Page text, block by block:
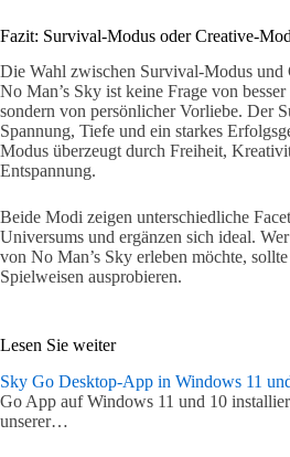
Fazit: Survival-Modus oder Creative-
Die Wahl zwischen Survival-Modus und
No Man’s Sky ist keine Frage von besser
sondern von persönlicher Vorliebe. Der
Spannung, Tiefe und ein starkes
Modus überzeugt durch Freiheit,
Entspannung.
Beide Modi zeigen unterschiedliche
Universums und ergänzen sich ideal.
von No Man’s Sky erleben möchte,
Spielweisen ausprobieren.
Lesen Sie weiter
Sky Go Desktop-App in Windows 11
Go App auf Windows 11 und 10
unserer…